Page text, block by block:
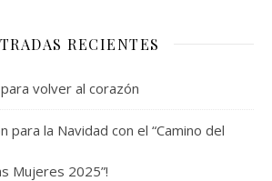
RECIENTES
volver al corazón
para la Navidad con el “Camino del
Mujeres 2025”!